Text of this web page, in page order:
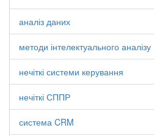
аналіз даних
методи інтелектуального аналізу
нечіткі системи керування
нечіткі СППР
система CRM